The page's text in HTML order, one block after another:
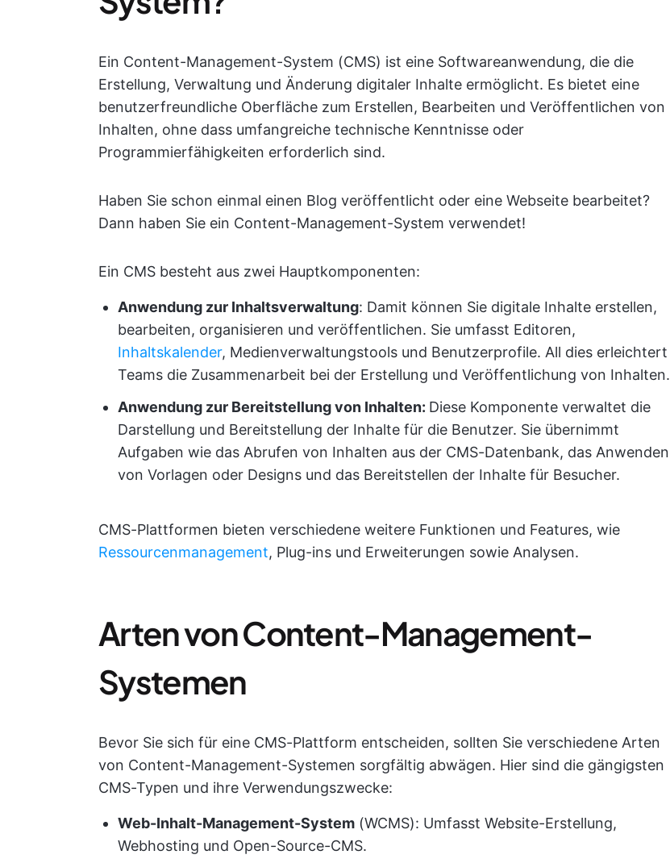
Ein Content-Management-System (CMS) ist eine Softwareanwendung, die die
Erstellung, Verwaltung und Änderung digitaler Inhalte ermöglicht. Es bietet eine
benutzerfreundliche Oberfläche zum Erstellen, Bearbeiten und Veröffentlichen von
Inhalten, ohne dass umfangreiche technische Kenntnisse oder
Programmierfähigkeiten erforderlich sind.
Haben Sie schon einmal einen Blog veröffentlicht oder eine Webseite bearbeitet?
Dann haben Sie ein Content-Management-System verwendet!
Ein CMS besteht aus zwei Hauptkomponenten:
Anwendung zur Inhaltsverwaltung: Damit können Sie digitale Inhalte erstellen,
bearbeiten, organisieren und veröffentlichen. Sie umfasst Editoren,
Inhaltskalender, Medienverwaltungstools und Benutzerprofile. All dies erleichtert
Teams die Zusammenarbeit bei der Erstellung und Veröffentlichung von Inhalten.
Anwendung zur Bereitstellung von Inhalten: Diese Komponente verwaltet die
Darstellung und Bereitstellung der Inhalte für die Benutzer. Sie übernimmt
Aufgaben wie das Abrufen von Inhalten aus der CMS-Datenbank, das Anwenden
von Vorlagen oder Designs und das Bereitstellen der Inhalte für Besucher.
CMS-Plattformen bieten verschiedene weitere Funktionen und Features, wie
Ressourcenmanagement, Plug-ins und Erweiterungen sowie Analysen.
Arten von Content-Management-
Systemen
Bevor Sie sich für eine CMS-Plattform entscheiden, sollten Sie verschiedene Arten
von Content-Management-Systemen sorgfältig abwägen. Hier sind die gängigsten
CMS-Typen und ihre Verwendungszwecke:
Web-Inhalt-Management-System (WCMS): Umfasst Website-Erstellung,
Webhosting und Open-Source-CMS.